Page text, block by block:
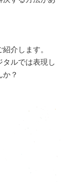
介します。
ルでは表現し
？